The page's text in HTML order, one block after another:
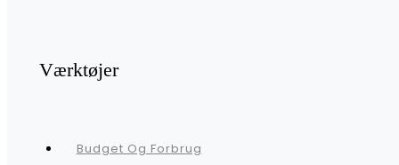
Værktøjer
Budget Og Forbrug